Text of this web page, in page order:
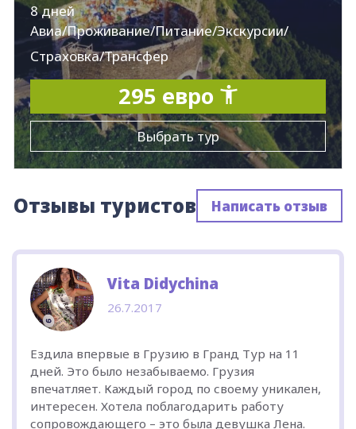
8 дней
Авиа/Проживание/Питание/Экскурсии/
Страховка/Трансфер
295 евро
Выбрать тур
Отзывы туристов Написать отзыв
Vita Didychina
26.7.2017
Ездила впервые в Грузию в Гранд Тур на 11
дней. Это было незабываемо. Грузия
впечатляет. Каждый город по своему уникален,
интересен. Хотела поблагодарить работу
сопровождающего – это была девушка Лена.